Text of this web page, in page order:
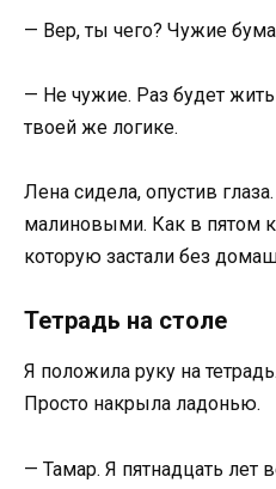
— Вер, ты чего? Чужие
— Не чужие. Раз будет
твоей же логике.
Лена сидела, опустив
малиновыми. Как в пятом
которую застали без
Тетрадь на столе
Я положила руку на
Просто накрыла ладонью.
— Тамар. Я пятнадцать лет